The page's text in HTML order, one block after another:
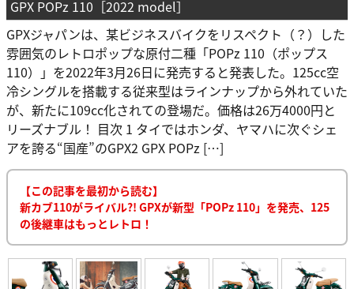
GPXジャパンは、某ビジネスバイクをリスペクト（？）した
雰囲気のレトロポップな原付二種「POPz 110（ポップス
110）」を2022年3月26日に発売すると発表した。125cc空
冷シングルを搭載する従来型はラインナップから外れていた
が、新たに109cc化されての登場だ。価格は26万4000円と
リーズナブル！ 目次 1 タイではホンダ、ヤマハに次ぐシェ
アを誇る“国産”のGPX2 GPX POPz […]
【この記事を最初から読む】
新カブ110がライバル?! GPXが新型「POPz 110」を発売、125
の後継車はもっとレトロ！